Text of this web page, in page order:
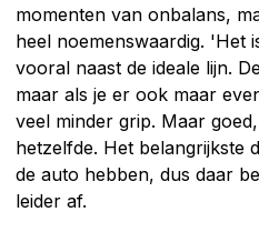
momenten van onbalans,
heel noemenswaardig. 'Het
vooral naast de ideale lijn.
maar als je er ook maar
veel minder grip. Maar
hetzelfde. Het belangrijkste
de auto hebben, dus daar
leider af.